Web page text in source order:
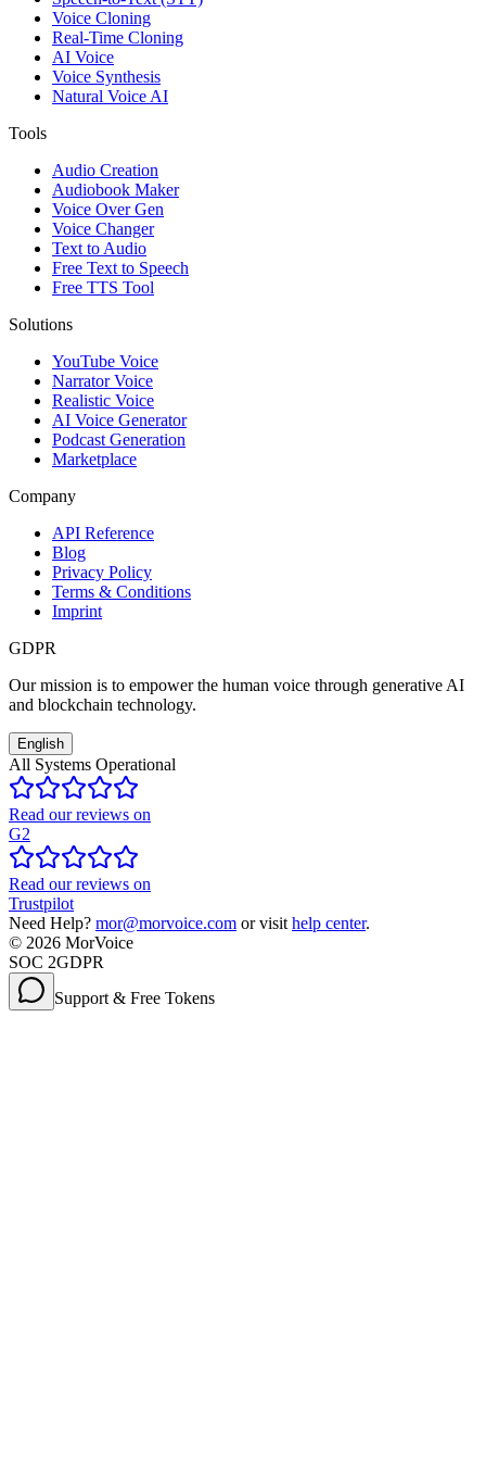
Voice Cloning
Real-Time Cloning
AI Voice
Voice Synthesis
Natural Voice AI
Tools
Audio Creation
Audiobook Maker
Voice Over Gen
Voice Changer
Text to Audio
Free Text to Speech
Free TTS Tool
Solutions
YouTube Voice
Narrator Voice
Realistic Voice
AI Voice Generator
Podcast Generation
Marketplace
Company
API Reference
Blog
Privacy Policy
Terms & Conditions
Imprint
GDPR
Our mission is to empower the human voice through generative AI
and blockchain technology.
English
All Systems Operational
Read our reviews on
G2
Read our reviews on
Trustpilot
Need Help? mor@morvoice.com or visit help center.
© 2026 MorVoice
SOC 2GDPR
Support & Free Tokens